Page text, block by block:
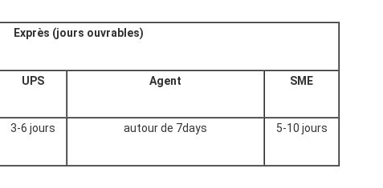
Exprès (jours ouvrables)
UPS Agent SME
3-6 jours autour de 7days 5-10 jours